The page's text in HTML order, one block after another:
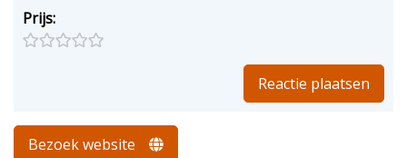
Prijs:
Bezoek website